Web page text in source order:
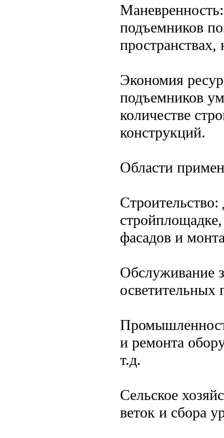
подъемников
Экономия
подъемников
количестве
конструкций.
Области
фасадов и
Обслуживание
осветительных
и ремонта
т.д.
Сельское
веток и сбора